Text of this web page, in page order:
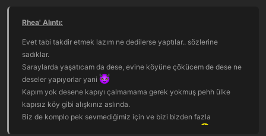
Rhea' Alıntı:
Evet tabi takdir etmek lazım ne dedilerse yaptılar.. sözlerine
sadıklar.
Saraylarda yaşatıcam da dese, evine köyüne çökücem de dese ne
deseler yapıyorlar yani
Kapım yok desene kapıyı çalmamama gerek yokmuş pehh ülke
kapısız köy gibi alışkınız aslında.
Biz de komplo pek sevmediğimiz için ve bizi bizden fazla